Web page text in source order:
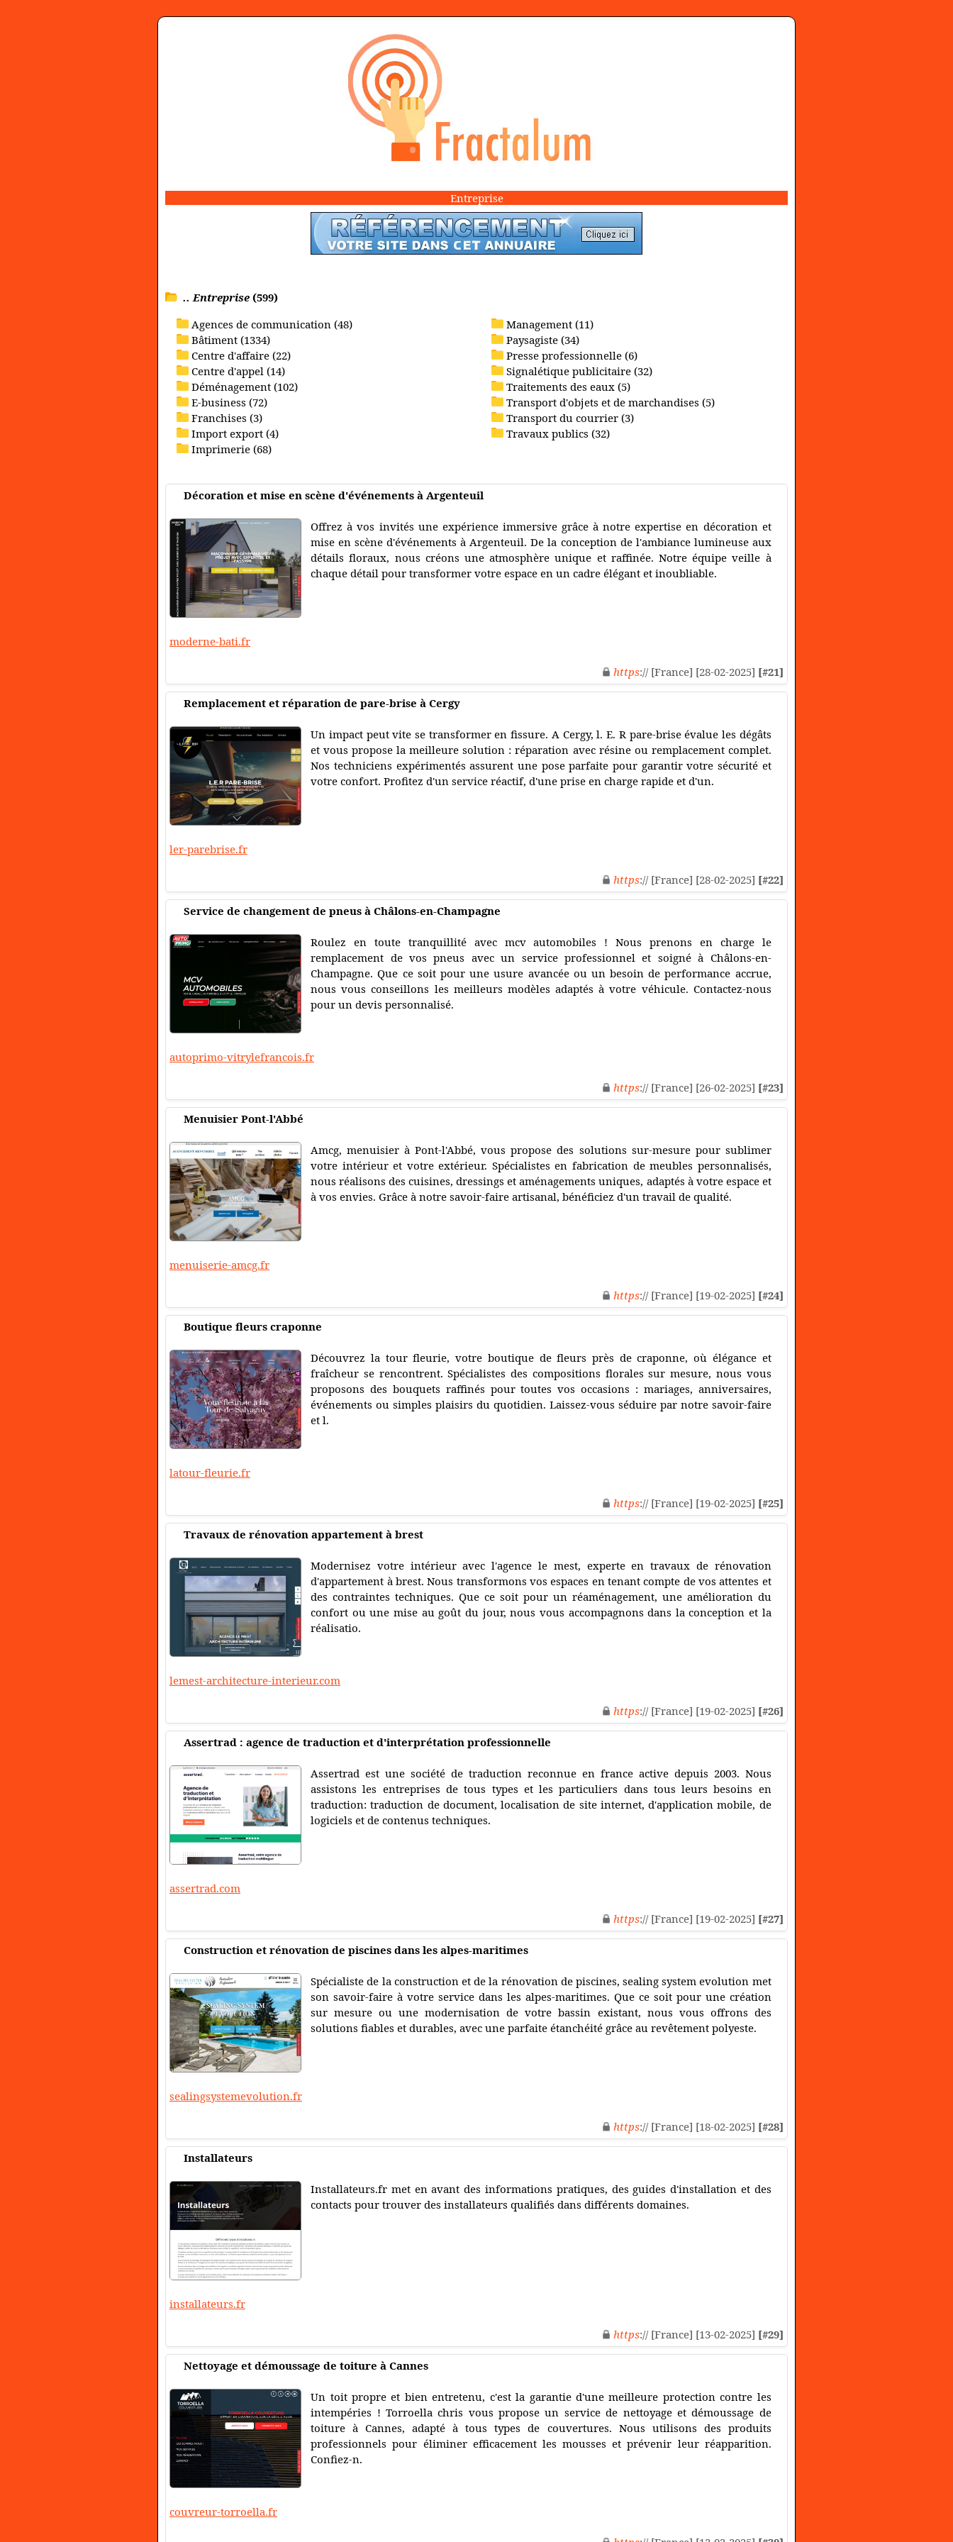
Entreprise
.. Entreprise (599)
Agences de communication (48)
Bâtiment (1334)
Centre d'affaire (22)
Centre d'appel (14)
Déménagement (102)
E-business (72)
Franchises (3)
Import export (4)
Imprimerie (68)
Management (11)
Paysagiste (34)
Presse professionnelle (6)
Signalétique publicitaire (32)
Traitements des eaux (5)
Transport d'objets et de marchandises (5)
Transport du courrier (3)
Travaux publics (32)
Décoration et mise en scène d'événements à Argenteuil
Offrez à vos invités une expérience immersive grâce à notre expertise en décoration et
mise en scène d'événements à Argenteuil. De la conception de l'ambiance lumineuse aux
détails floraux, nous créons une atmosphère unique et raffinée. Notre équipe veille à
chaque détail pour transformer votre espace en un cadre élégant et inoubliable.
moderne-bati.fr
https:// [France] [28-02-2025] [#21]
Remplacement et réparation de pare-brise à Cergy
Un impact peut vite se transformer en fissure. A Cergy, l. E. R pare-brise évalue les dégâts
et vous propose la meilleure solution : réparation avec résine ou remplacement complet.
Nos techniciens expérimentés assurent une pose parfaite pour garantir votre sécurité et
votre confort. Profitez d'un service réactif, d'une prise en charge rapide et d'un.
ler-parebrise.fr
https:// [France] [28-02-2025] [#22]
Service de changement de pneus à Châlons-en-Champagne
Roulez en toute tranquillité avec mcv automobiles ! Nous prenons en charge le
remplacement de vos pneus avec un service professionnel et soigné à Châlons-en-
Champagne. Que ce soit pour une usure avancée ou un besoin de performance accrue,
nous vous conseillons les meilleurs modèles adaptés à votre véhicule. Contactez-nous
pour un devis personnalisé.
autoprimo-vitrylefrancois.fr
https:// [France] [26-02-2025] [#23]
Menuisier Pont-l'Abbé
Amcg, menuisier à Pont-l'Abbé, vous propose des solutions sur-mesure pour sublimer
votre intérieur et votre extérieur. Spécialistes en fabrication de meubles personnalisés,
nous réalisons des cuisines, dressings et aménagements uniques, adaptés à votre espace et
à vos envies. Grâce à notre savoir-faire artisanal, bénéficiez d'un travail de qualité.
menuiserie-amcg.fr
https:// [France] [19-02-2025] [#24]
Boutique fleurs craponne
Découvrez la tour fleurie, votre boutique de fleurs près de craponne, où élégance et
fraîcheur se rencontrent. Spécialistes des compositions florales sur mesure, nous vous
proposons des bouquets raffinés pour toutes vos occasions : mariages, anniversaires,
événements ou simples plaisirs du quotidien. Laissez-vous séduire par notre savoir-faire
et l.
latour-fleurie.fr
https:// [France] [19-02-2025] [#25]
Travaux de rénovation appartement à brest
Modernisez votre intérieur avec l'agence le mest, experte en travaux de rénovation
d'appartement à brest. Nous transformons vos espaces en tenant compte de vos attentes et
des contraintes techniques. Que ce soit pour un réaménagement, une amélioration du
confort ou une mise au goût du jour, nous vous accompagnons dans la conception et la
réalisatio.
lemest-architecture-interieur.com
https:// [France] [19-02-2025] [#26]
Assertrad : agence de traduction et d'interprétation professionnelle
Assertrad est une société de traduction reconnue en france active depuis 2003. Nous
assistons les entreprises de tous types et les particuliers dans tous leurs besoins en
traduction: traduction de document, localisation de site internet, d'application mobile, de
logiciels et de contenus techniques.
assertrad.com
https:// [France] [19-02-2025] [#27]
Construction et rénovation de piscines dans les alpes-maritimes
Spécialiste de la construction et de la rénovation de piscines, sealing system evolution met
son savoir-faire à votre service dans les alpes-maritimes. Que ce soit pour une création
sur mesure ou une modernisation de votre bassin existant, nous vous offrons des
solutions fiables et durables, avec une parfaite étanchéité grâce au revêtement polyeste.
sealingsystemevolution.fr
https:// [France] [18-02-2025] [#28]
Installateurs
Installateurs.fr met en avant des informations pratiques, des guides d'installation et des
contacts pour trouver des installateurs qualifiés dans différents domaines.
installateurs.fr
https:// [France] [13-02-2025] [#29]
Nettoyage et démoussage de toiture à Cannes
Un toit propre et bien entretenu, c'est la garantie d'une meilleure protection contre les
intempéries ! Torroella chris vous propose un service de nettoyage et démoussage de
toiture à Cannes, adapté à tous types de couvertures. Nous utilisons des produits
professionnels pour éliminer efficacement les mousses et prévenir leur réapparition.
Confiez-n.
couvreur-torroella.fr